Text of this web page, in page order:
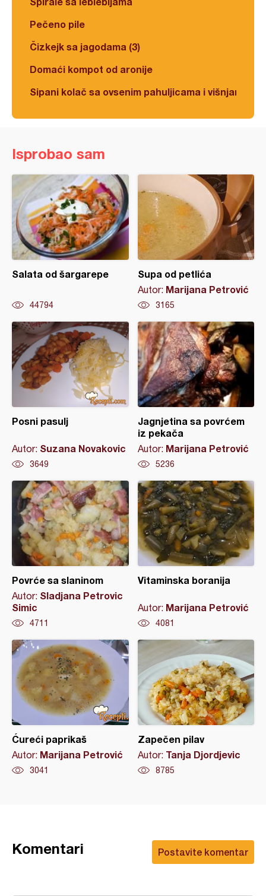
Pečeno pile
Čizkejk sa jagodama (3)
Domaći kompot od aronije
Sipani kolač sa ovsenim pahuljicama i višnjama
Isprobao sam
Salata od šargarepe
44794
Supa od petlića
Autor: Marijana Petrović
3165
Posni pasulj
Autor: Suzana Novakovic
3649
Jagnjetina sa povrćem
iz pekača
Autor: Marijana Petrović
5236
Povrće sa slaninom
Autor: Sladjana Petrovic
Simic
4711
Vitaminska boranija
Autor: Marijana Petrović
4081
Ćureći paprikaš
Autor: Marijana Petrović
3041
Zapečen pilav
Autor: Tanja Djordjevic
8785
Postavite komentar
Komentari